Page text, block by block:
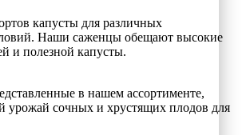
капусты для различных
Наши саженцы обещают высокие
и полезной капусты.
в нашем ассортименте,
урожай сочных и хрустящих плодов для